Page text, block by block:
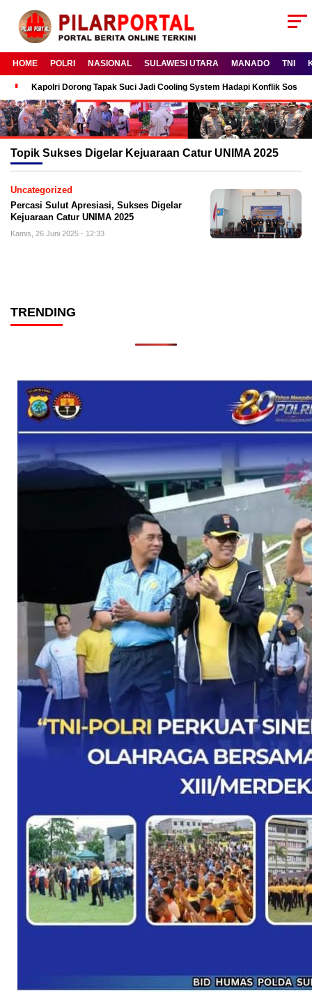
HOME POLRI NASIONAL SULAWESI UTARA MANADO TNI
Kapolri Dorong Tapak Suci Jadi Cooling System Hadapi Konflik Sosial
Topik Sukses Digelar Kejuaraan Catur UNIMA 2025
Uncategorized
Percasi Sulut Apresiasi, Sukses Digelar
Kejuaraan Catur UNIMA 2025
Kamis, 26 Juni 2025 - 12:33
TRENDING